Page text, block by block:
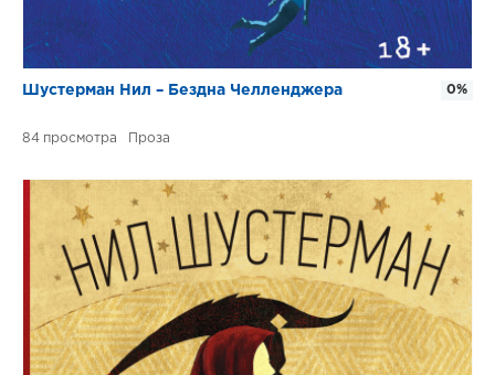
Шустерман Нил – Бездна Челленджера
84 Проза
0%